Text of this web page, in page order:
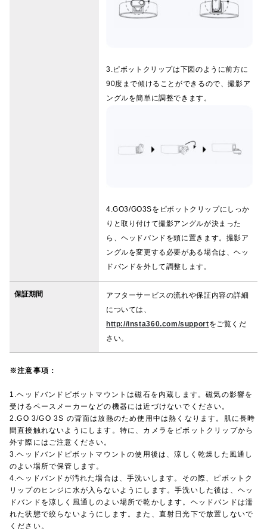
3.ピボットクリップは下図のように前方に
90度まで傾けることができるので、撮影ア
ングルを簡単に調整できます。
4.GO3/GO3Sをピボットクリップにしっか
りと取り付けて撮影アングルが決まった
ら、ヘッドバンドを頭に置きます。撮影ア
ングルを変更する必要がある場合は、ヘッ
ドバンドを外して調整します。
保証期間
アフターサービスの流れや保証内容の詳細
については、
http://insta360.com/supportをご覧くだ
さい。
※注意事項：
1.ヘッドバンドピボットマウントは磁石を内蔵します。磁気の影響を
受けるペースメーカーなどの機器には近づけないでください。
2.GO 3/GO 3S の背面は放熱のため使用中は熱くなります。肌に長時
間直接触れないようにします。特に、カメラをピボットクリップから
外す際にはご注意ください。
3.ヘッドバンドピボットマウントの使用後は、涼しく乾燥した風通し
のよい場所で保管します。
4.ヘッドバンドが汚れた場合は、手洗いします。その際、ピボットク
リップのヒンジに水が入らないようにします。手洗いした後は、ヘッ
ドバンドを涼しく風通しのよい場所で乾かします。ヘッドバンドは濡
れた状態で絞らないようにします。また、直射日光下で放置しないで
ください。